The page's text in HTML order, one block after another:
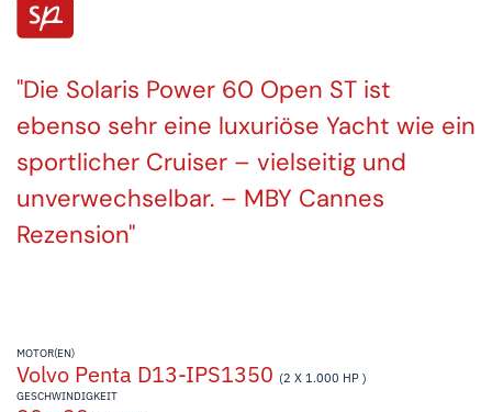
Die Solaris Power 60 Open ST ist
ebenso sehr eine luxuriöse Yacht wie ein
sportlicher Cruiser – vielseitig und
unverwechselbar. – MBY Cannes
Rezension
MOTOR(EN)
Volvo Penta D13-IPS1350 (2 X 1.000 HP )
GESCHWINDIGKEIT